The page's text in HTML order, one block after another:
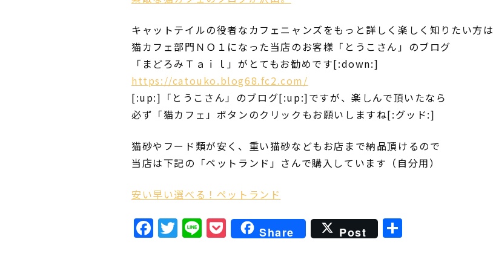
キャットテイルの役者なカフェニャンズをもっと詳しく楽しく知りたい方は
猫カフェ部門ＮＯ１になった当店のお客様「とうこさん」のブログ
「まどろみＴａｉｌ」がとてもお勧めです[:down:]
https://catouko.blog68.fc2.com/
[:up:]「とうこさん」のブログ[:up:]ですが、楽しんで頂いたなら
必ず「猫カフェ」ボタンのクリックもお願いしますね[:グッド:]
猫砂やフード類が安く、重い猫砂などもお店まで納品頂けるので
当店は下記の「ペットランド」さんで購入しています（自分用）
安い早い選べる！ペットランド
Facebook
Twitter
LinePocket
Share Post